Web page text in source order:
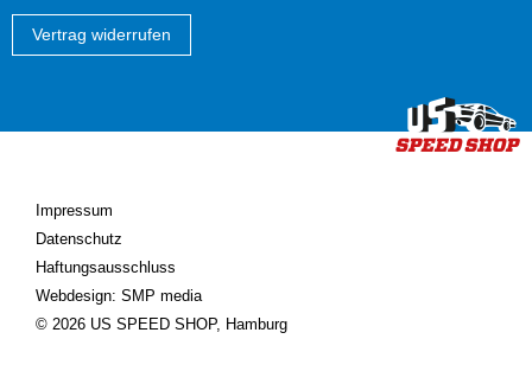
Vertrag widerrufen
Impressum
Datenschutz
Haftungsausschluss
Webdesign: SMP media
© 2026 US SPEED SHOP, Hamburg